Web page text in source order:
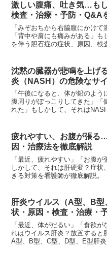
激しい腹痛、吐き気…も
検査・治療・予防・Q&A
「みぞおちから右脇腹にかけ
「背中や肩にも痛みがある」
を伴う胆石症の症状、原因、検
沈黙の臓器が悲鳴を上げ
炎（NASH）の危険なサ
「午後になると、体が鉛のよ
腹周りがぽっこりしてきた」「
れた」もしかして、それは
疲れやすい、お腹が張る
因・治療法を徹底解説
「最近、疲れやすい」「お腹
しかして、それは肝硬変？症
きる対策を看護師が徹底解説。
肝炎ウイルス（A型、B
状・原因・検査・治療・
「最近、体がだるい」「食欲
れはウイルス肝炎？放置すると
A型、B型、C型、D型、E型肝